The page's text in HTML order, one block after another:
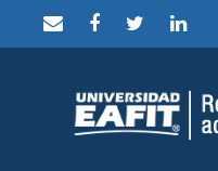
to
Main
Navigation